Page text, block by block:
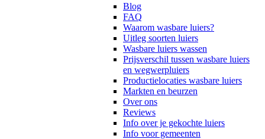
Blog
FAQ
Waarom wasbare luiers?
Uitleg soorten luiers
Wasbare luiers wassen
Prijsverschil tussen wasbare luiers
en wegwerpluiers
Productielocaties wasbare luiers
Markten en beurzen
Over ons
Reviews
Info over je gekochte luiers
Info voor gemeenten